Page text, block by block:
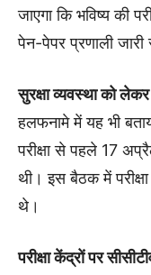
जाएगा कि भविष्य की
पेन-पेपर प्रणाली जारी
सुरक्षा व्यवस्था को
हलफनामे में यह भी
परीक्षा से पहले 17
थी। इस बैठक में
थे।
परीक्षा केंद्रों पर